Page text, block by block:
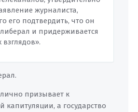
журналиста,
его подтвердить, что он
и придерживается
призывает к
капитуляции, а государство